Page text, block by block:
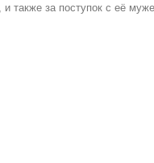
за поступок с её